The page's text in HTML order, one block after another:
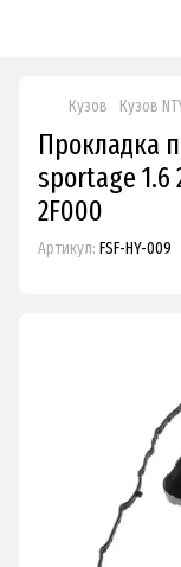
Кузов Кузов
Прокладка
sportage 1.6
2F000
Артикул: FSF-HY-009